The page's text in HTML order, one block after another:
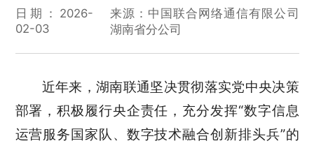
日期：2026-
02-03
来源：中国联合网络通信有限公司
湖南省分公司
近年来，湖南联通坚决贯彻落实党中央决策
部署，积极履行央企责任， 充分发挥“数字信息
运营服务国家队、数字技术融合创新排头兵”的